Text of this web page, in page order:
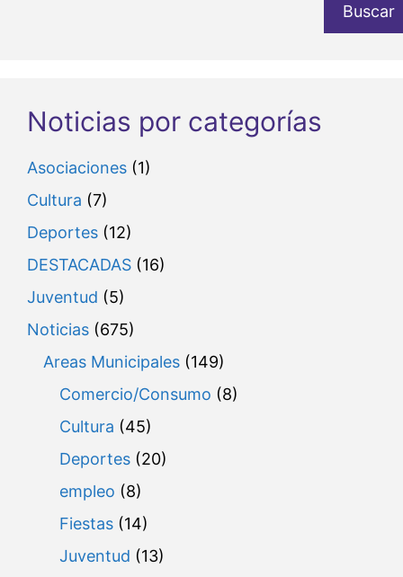
Buscar
Noticias por categorías
Asociaciones (1)
Cultura (7)
Deportes (12)
DESTACADAS (16)
Juventud (5)
Noticias (675)
Areas Municipales (149)
Comercio/Consumo (8)
Cultura (45)
Deportes (20)
empleo (8)
Fiestas (14)
Juventud (13)